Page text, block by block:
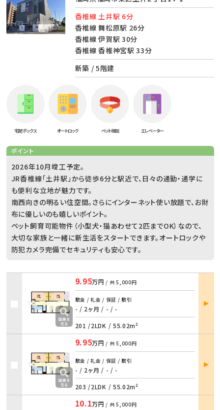
香椎線 土井駅 6分
香椎線 舞松原駅 26分
香椎線 伊賀駅 30分
香椎線 香椎神宮駅 33分
新築 / 5階建
宅配ボックス オートロック ペット相談 エレベーター
ポイント
2026年10月竣工予定。
JR香椎線「土井駅」から徒歩6分と駅近で、日々の通勤・通学に
も便利な立地が魅力です。
南西向きの明るい住空間。さらにインターネット使い放題で、お財
布に優しいのも嬉しいポイント。
ペット飼育可能物件（小型犬・猫あわせて2匹までOK）なので、
大切な家族と一緒に新生活をスタートできます。オートロックや
防犯カメラ完備でセキュリティも安心です。
9.95万円 / 共5,000円
敷金 / 礼金 / 保証 / 敷引
- / 2ヶ月 / - / -
201 /2LDK / 55.02m²
部屋
詳細
9.95万円 / 共5,000円
敷金 / 礼金 / 保証 / 敷引
- / 2ヶ月 / - / -
203 /2LDK / 55.02m²
部屋
詳細
10.1万円 / 共5,000円